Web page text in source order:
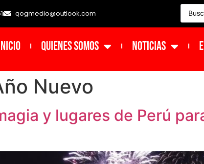
qogmedio@outlook.com
Quienes Somos NOTICIAS
Nuevo
y lugares de Perú